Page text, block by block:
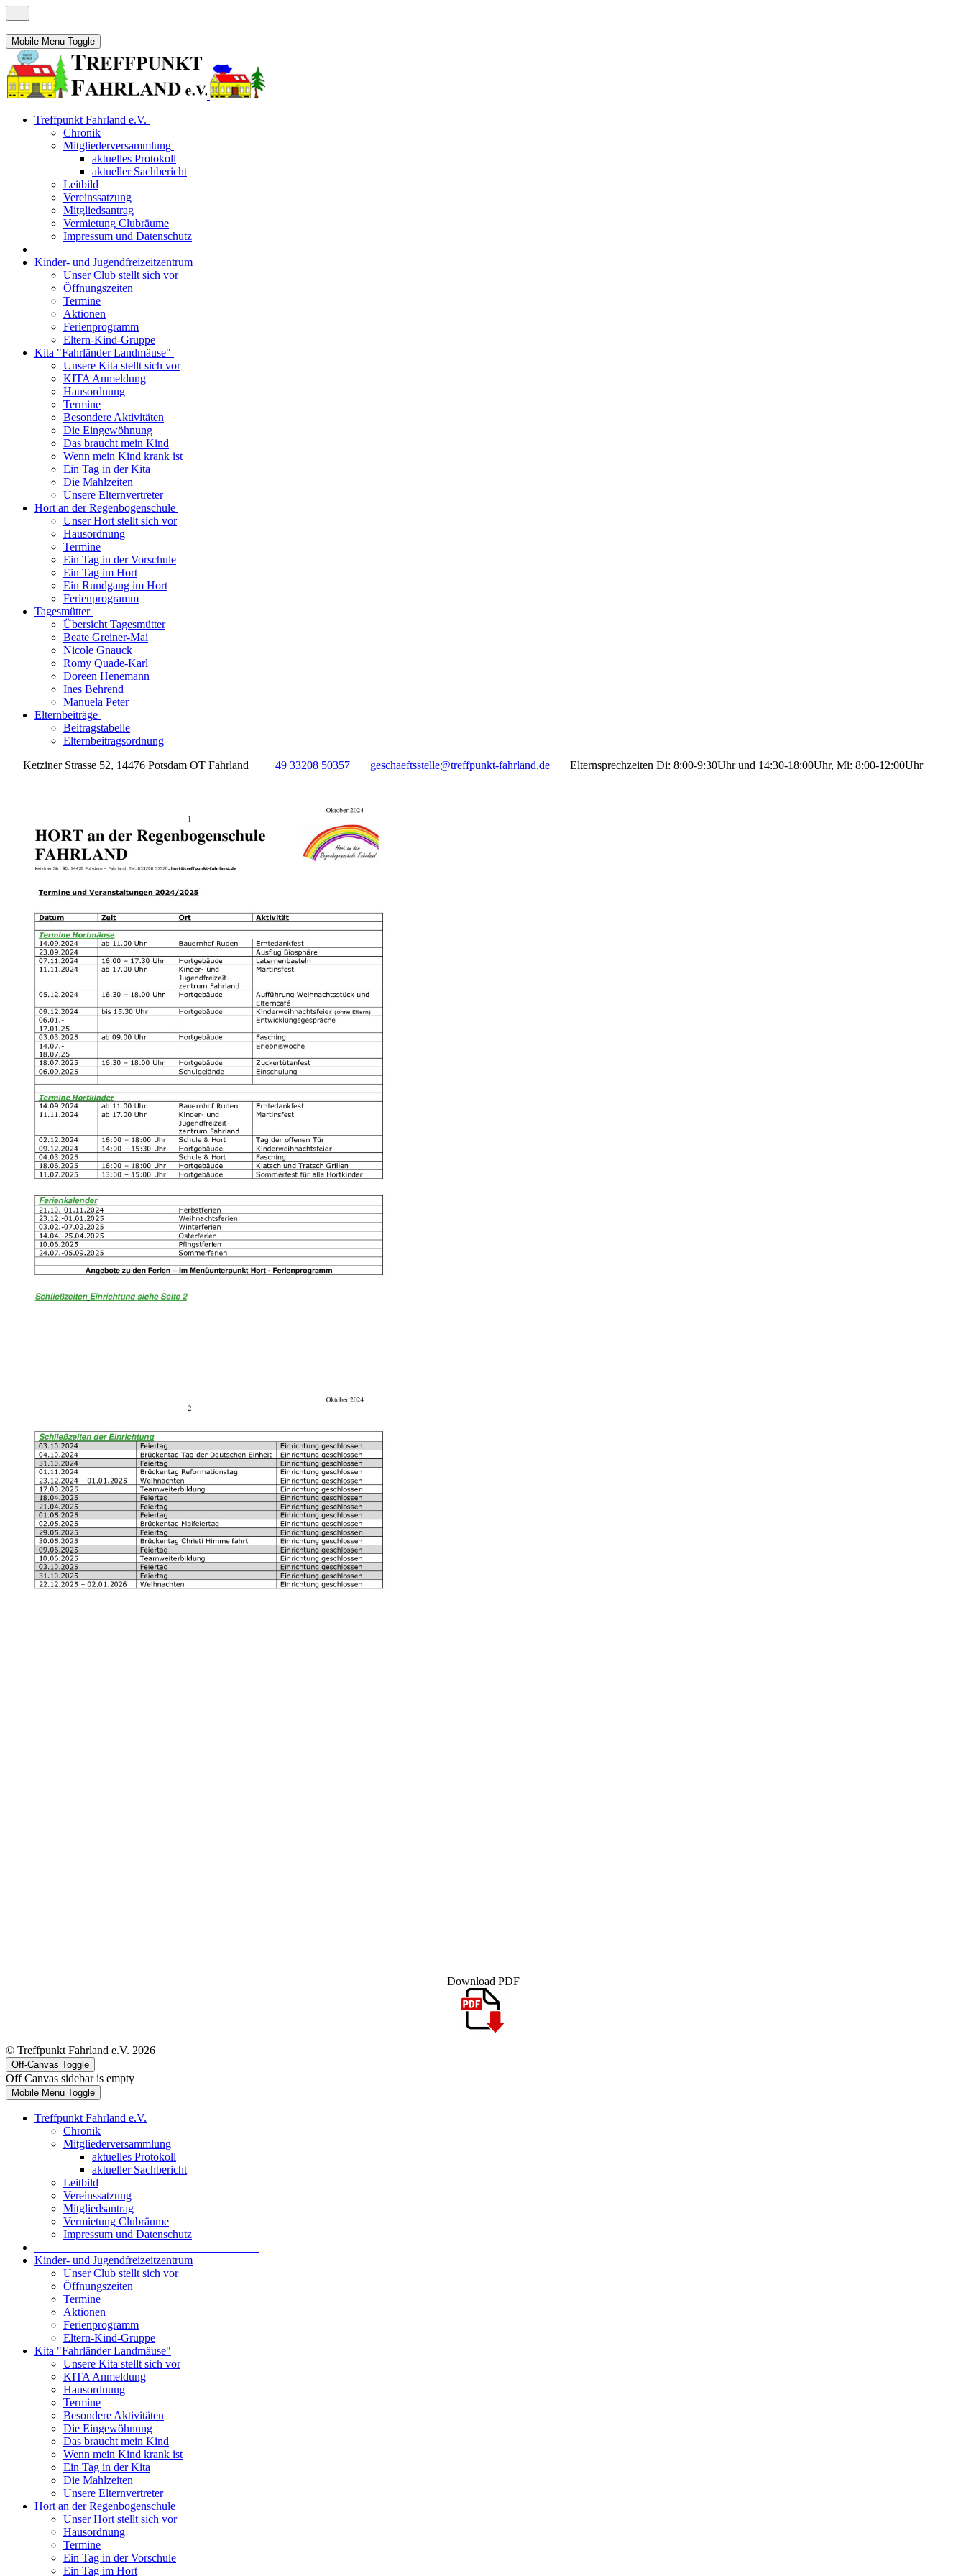
Mobile Menu Toggle
Treffpunkt Fahrland e.V.
Chronik
Mitgliederversammlung
aktuelles Protokoll
aktueller Sachbericht
Leitbild
Vereinssatzung
Mitgliedsantrag
Vermietung Clubräume
Impressum und Datenschutz
Kinder- und Jugendfreizeitzentrum
Unser Club stellt sich vor
Öffnungszeiten
Termine
Aktionen
Ferienprogramm
Eltern-Kind-Gruppe
Kita "Fahrländer Landmäuse"
Unsere Kita stellt sich vor
KITA Anmeldung
Hausordnung
Termine
Besondere Aktivitäten
Die Eingewöhnung
Das braucht mein Kind
Wenn mein Kind krank ist
Ein Tag in der Kita
Die Mahlzeiten
Unsere Elternvertreter
Hort an der Regenbogenschule
Unser Hort stellt sich vor
Hausordnung
Termine
Ein Tag in der Vorschule
Ein Tag im Hort
Ein Rundgang im Hort
Ferienprogramm
Tagesmütter
Übersicht Tagesmütter
Beate Greiner-Mai
Nicole Gnauck
Romy Quade-Karl
Doreen Henemann
Ines Behrend
Manuela Peter
Elternbeiträge
Beitragstabelle
Elternbeitragsordnung
Ketziner Strasse 52, 14476 Potsdam OT Fahrland
+49 33208 50357 geschaeftsstelle@treffpunkt-fahrland.de Elternsprechzeiten Di: 8:00-9:30Uhr und 14:30-18:00Uhr, Mi: 8:00-12:00Uhr
Download PDF
© Treffpunkt Fahrland e.V. 2026
Off-Canvas Toggle
Off Canvas sidebar is empty
Mobile Menu Toggle
Treffpunkt Fahrland e.V.
Chronik
Mitgliederversammlung
aktuelles Protokoll
aktueller Sachbericht
Leitbild
Vereinssatzung
Mitgliedsantrag
Vermietung Clubräume
Impressum und Datenschutz
Kinder- und Jugendfreizeitzentrum
Unser Club stellt sich vor
Öffnungszeiten
Termine
Aktionen
Ferienprogramm
Eltern-Kind-Gruppe
Kita "Fahrländer Landmäuse"
Unsere Kita stellt sich vor
KITA Anmeldung
Hausordnung
Termine
Besondere Aktivitäten
Die Eingewöhnung
Das braucht mein Kind
Wenn mein Kind krank ist
Ein Tag in der Kita
Die Mahlzeiten
Unsere Elternvertreter
Hort an der Regenbogenschule
Unser Hort stellt sich vor
Hausordnung
Termine
Ein Tag in der Vorschule
Ein Tag im Hort